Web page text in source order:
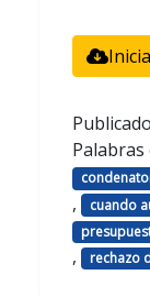
Palabras
, cuando
, rechazo